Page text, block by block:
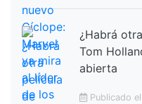
¿Habrá
Tom
abierta
Publicado